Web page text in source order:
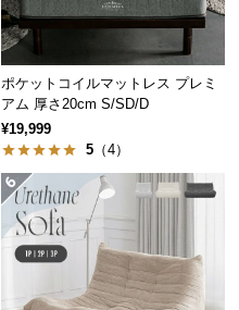
ポケットコイルマットレス プレミ
アム 厚さ20cm S/SD/D
¥19,999
5 （4）